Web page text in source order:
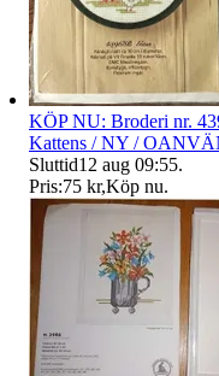
KÖP NU: Broderi nr.
Kattens / NY /
Sluttid12 aug 09:55.
Pris:75 kr,Köp nu.